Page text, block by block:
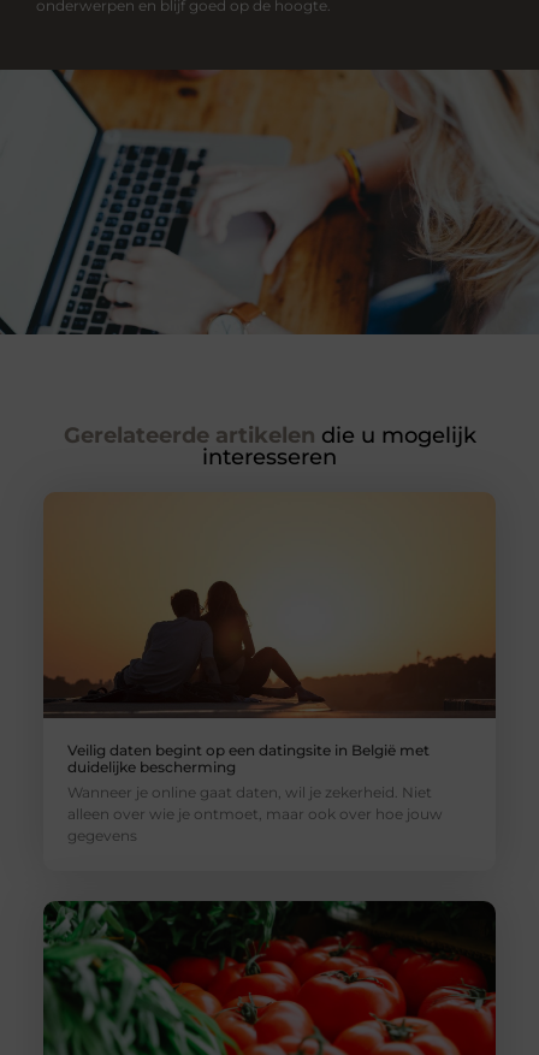
onderwerpen en blijf goed op de hoogte.
Gerelateerde artikelen die u mogelijk
interesseren
Veilig daten begint op een datingsite in België met
duidelijke bescherming
Wanneer je online gaat daten, wil je zekerheid. Niet
alleen over wie je ontmoet, maar ook over hoe jouw
gegevens